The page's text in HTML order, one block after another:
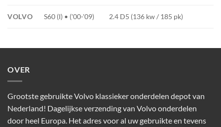
VOLVO S60 (I) • ('00-'09) 2.4 D5 (136 kw / 185 pk)
OVER
Grootste gebruikte Volvo klassieker onderdelen depot van
Nederland! Dagelijkse verzending van Volvo onderdelen
door heel Europa. Het adres voor al uw gebruikte en tevens